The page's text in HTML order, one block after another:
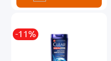
-11%